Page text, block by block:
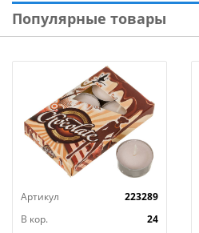
Популярные товары
Артикул
223289
В кор.
24